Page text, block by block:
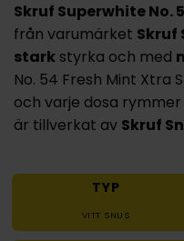
Skruf Superwhite No.
från varumärket Skruf
stark styrka och med
No. 54 Fresh Mint Xtra
och varje dosa
är tillverkat av Skruf
TYP
VITT SNUS